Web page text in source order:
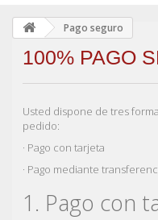
Pago seguro
100% PAGO
Usted dispone de tres
pedido:
· Pago con tarjeta
· Pago mediante
1. Pago con